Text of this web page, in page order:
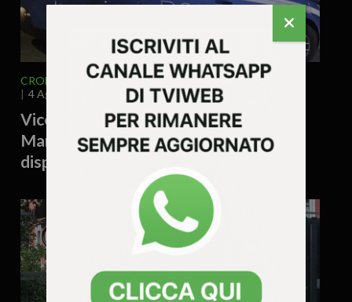
CRONACA VENETO
VICENZA E PROVINCIA
4 Agosto 2026 - 15.55
Vicenza, accoltellamento a Campo
Marzo: denunciato un 38enne e
disposto il rimpatrio